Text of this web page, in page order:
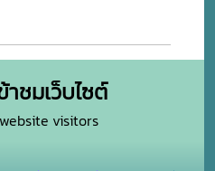
ชมเว็บไซต์
visitors